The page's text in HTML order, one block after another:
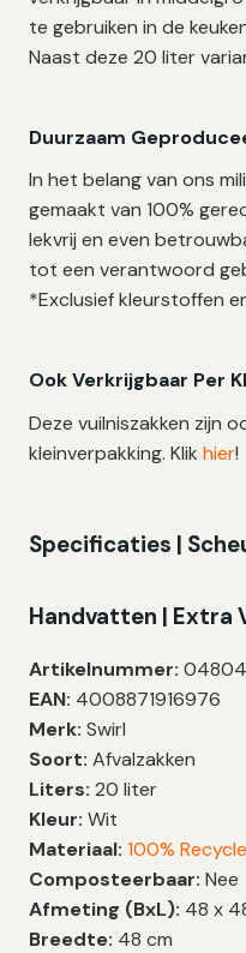
te gebruiken in de
Naast deze 20 liter
Duurzaam
In het belang van ons
gemaakt van 100%
lekvrij en even
tot een verantwoord
*Exclusief kleurstoffen
Ook Verkrijgbaar Per
Deze vuilniszakken zijn
kleinverpakking. Klik hier!
Specificaties |
Handvatten | Extra
Artikelnummer:
EAN: 4008871916976
Merk: Swirl
Soort: Afvalzakken
Liters: 20 liter
Kleur: Wit
Materiaal: 100%
Composteerbaar: Nee
Afmeting (BxL): 48 x
Breedte: 48 cm